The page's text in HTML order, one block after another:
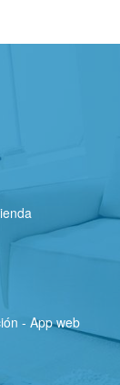
- App web